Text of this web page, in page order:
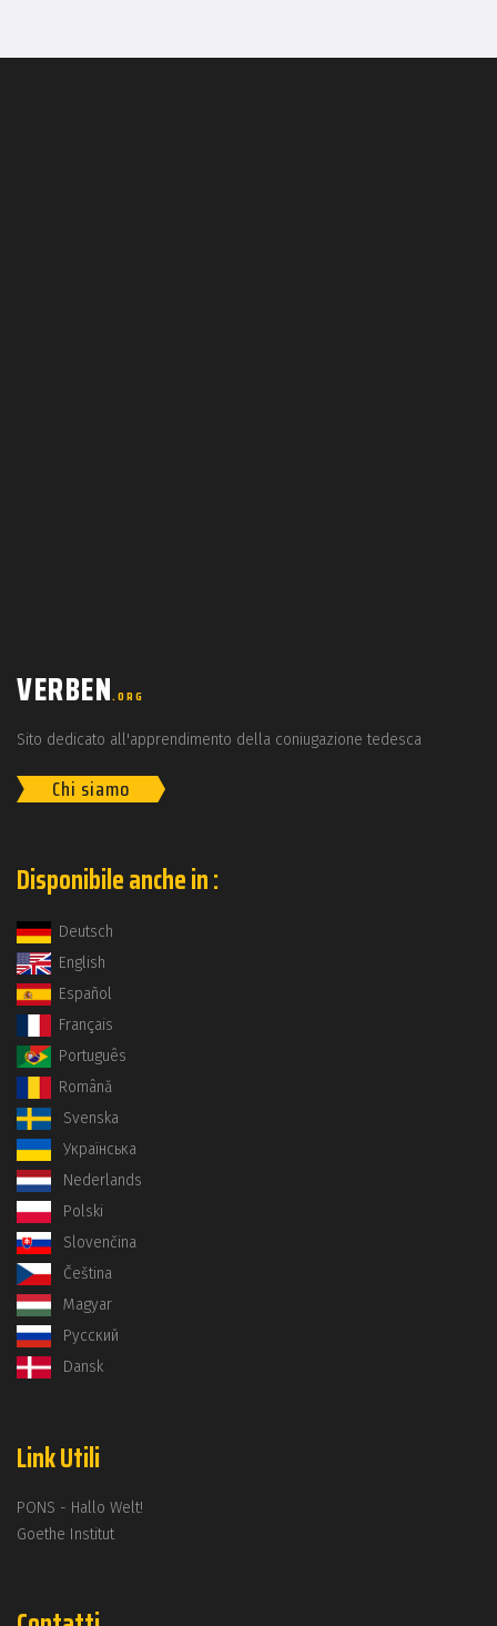
VERBEN.ORG
Sito dedicato all'apprendimento della coniugazione tedesca
Chi siamo
Disponibile anche in :
Deutsch
English
Español
Français
Português
Română
Svenska
Українська
Nederlands
Polski
Slovenčina
Čeština
Magyar
Русский
Dansk
Link Utili
PONS - Hallo Welt!
Goethe Institut